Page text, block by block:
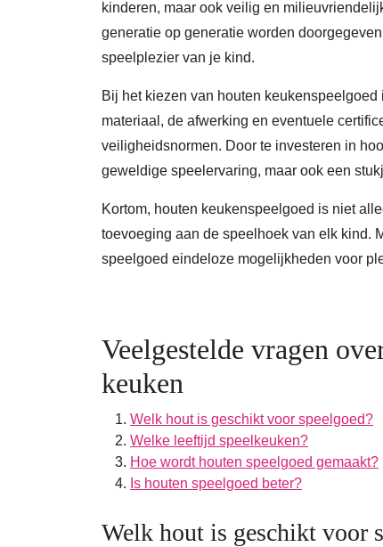
kinderen, maar ook veilig en
generatie op generatie worden
speelplezier van je kind.
Bij het kiezen van houten
materiaal, de afwerking en eventuele
veiligheidsnormen. Door te investeren in
geweldige speelervaring, maar ook een
Kortom, houten keukenspeelgoed is niet
toevoeging aan de speelhoek van elk kind.
speelgoed eindeloze mogelijkheden voor
Veelgestelde vragen
keuken
Welk hout is geschikt voor speelgoed?
Welke leeftijd speelkeuken?
Hoe wordt houten speelgoed gemaakt?
Is houten speelgoed beter?
Welk hout is geschikt voor